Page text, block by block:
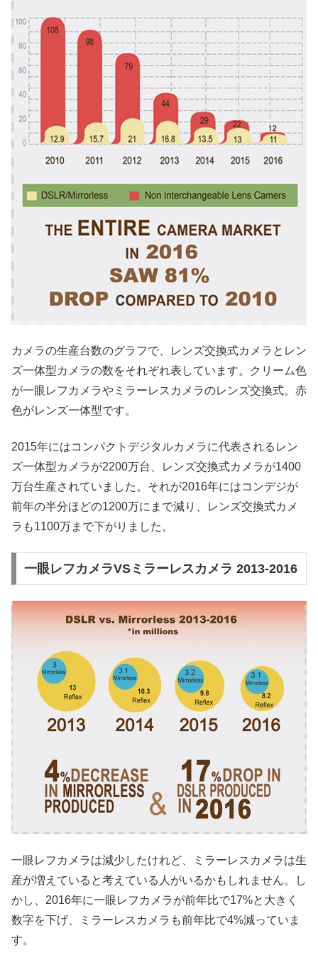
カメラの生産台数のグラフで、レンズ交換式カメラとレン
ズ一体型カメラの数をそれぞれ表しています。クリーム色
が一眼レフカメラやミラーレスカメラのレンズ交換式。赤
色がレンズ一体型です。
2015年にはコンパクトデジタルカメラに代表されるレン
ズ一体型カメラが2200万台、レンズ交換式カメラが1400
万台生産されていました。それが2016年にはコンデジが
前年の半分ほどの1200万にまで減り、レンズ交換式カメ
ラも1100万まで下がりました。
一眼レフカメラVSミラーレスカメラ 2013-2016
一眼レフカメラは減少したけれど、ミラーレスカメラは生
産が増えていると考えている人がいるかもしれません。し
かし、2016年に一眼レフカメラが前年比で17%と大きく
数字を下げ、ミラーレスカメラも前年比で4%減っていま
す。